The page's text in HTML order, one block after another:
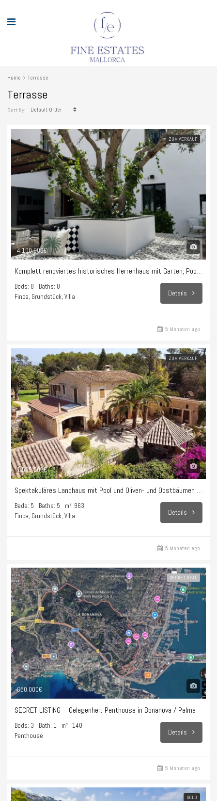
Home Terrasse
Terrasse
Sort by: Default Order
ZUM VERKAUF
4.100.000€
Komplett renoviertes historisches Herrenhaus mit Garten, Pool und Hammam – Sencelles
Beds: 8
Baths: 8
Finca, Grundstück, Villa
Details
5 Monaten ago
ZUM VERKAUF
1.595.000€
Spektakuläres Landhaus mit Pool und Oliven- und Obstbäumen in Sencelles
Beds: 5 Baths: 5
m²: 963
Finca, Grundstück, Villa
Details
5 Monaten ago
SECRET DEAL
650.000€
SECRET LISTING – Gelegenheit Penthouse in Bonanova / Palma
Beds: 3 Bath: 1
m² : 140
Penthouse
Details
5 Monaten ago
SOLD